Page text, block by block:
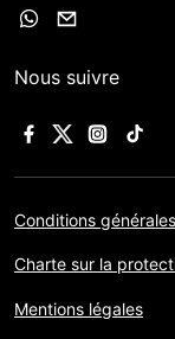
Nous suivre
Conditions
Charte sur la
Mentions légales